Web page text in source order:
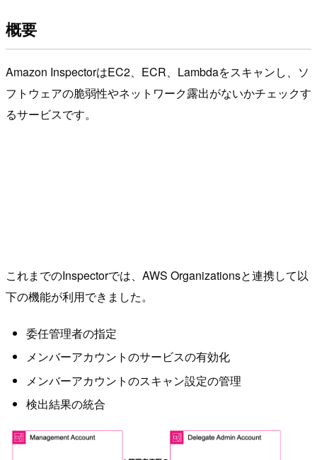
概要
Amazon InspectorはEC2、ECR、Lambdaをスキャンし、ソ
フトウェアの脆弱性やネットワーク露出がないかチェックす
るサービスです。
これまでのInspectorでは、AWS Organizationsと連携して以
下の機能が利用できました。
委任管理者の指定
メンバーアカウントのサービスの有効化
メンバーアカウントのスキャン設定の管理
検出結果の統合